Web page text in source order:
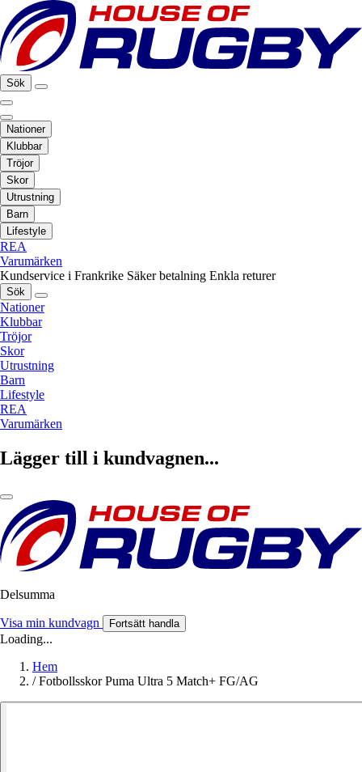
Sök
Nationer
Klubbar
Tröjor
Skor
Utrustning
Barn
Lifestyle
REA
Varumärken
Kundservice i Frankrike Säker betalning Enkla returer
Sök
Nationer
Klubbar
Tröjor
Skor
Utrustning
Barn
Lifestyle
REA
Varumärken
Lägger till i kundvagnen...
Delsumma
Visa min kundvagn Fortsätt handla
Loading...
Hem
/ Fotbollsskor Puma Ultra 5 Match+ FG/AG